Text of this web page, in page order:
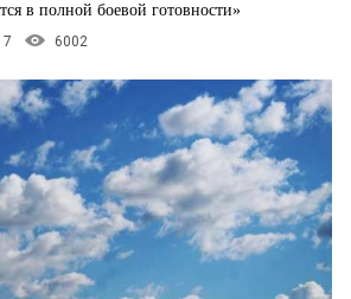
в полной боевой готовности»
7 6002